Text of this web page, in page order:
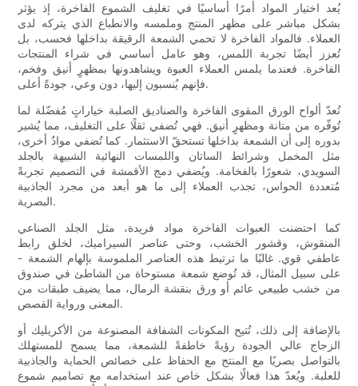
يُعد اختيار المواد أمرًا أساسيًا في تغليف الشموع الفاخرة، إذ يؤثر
بشكل مباشر على مظهر المنتج وملمسه والانطباع الذي يتركه لدى
العملاء. فالمواد الفاخرة لا تحمي الشمعة الرقيقة بداخلها فحسب، بل
تُعزز أيضًا تجربة اللمس، وهو عامل أساسي في شراء المنتجات
الفاخرة. فعندما يلمس العملاء العبوة ويشاهدونها بمظهرٍ أنيق وفخم،
فإنهم يُنسبون إليها، دون وعي، جودةً أعلى.
تُعدّ ألواح الورق المقوى الفاخرة والصناديق الصلبة خياراتٍ مُفضّلة لما
تُوفّره من متانة ومظهرٍ أنيق. فهي تُضفي ثقلًا على التغليف، مما يُشير
بدوره إلى أن الشمعة بداخلها تستحقّ الاستثمار. كما تُضفي موادٌ أخرى،
مثل المخمل وشرائط الساتان واللمسات النهائية الشبيهة بالجلد
السويدي، شعورًا بالفخامة. ويُضفي دمج الأقمشة في التصميم تجربةً
مُتعددة الحواس، تجذب العملاء إلى ما هو أبعد من مجرد الجاذبية
البصرية.
كما احتضنت العبوات الفاخرة مواد فريدة، مثل الجلد الصناعي
المنقوش، وقشور الخشب، وحتى عناصر السيراميك، لخلق رابط
عاطفي قوي. غالبًا ما ترتبط هذه العناصر الملموسة بإلهام الشمعة -
على سبيل المثال، قد تُوضع شمعة مستوحاة من الشاطئ في صندوق
من خشب طبيعي عائم أو ورق بنقشة الرمال، مما يضيف طبقات من
المعنى ورواية القصص.
بالإضافة إلى ذلك، تُتيح المكونات الشفافة المصنوعة من الأكريليك أو
الزجاج عالي الجودة رؤيةً خاطفةً للشمعة، مما يسمح للمستهلك
بالتواصل بصريًا مع المنتج مع الحفاظ على خصائص الحماية والجاذبية
للعلبة. ويُعدّ هذا فعالًا بشكل خاص عند استخدامه مع تصاميم شموع